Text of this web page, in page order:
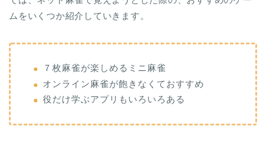
ムをいくつか紹介していきます。
７枚麻雀が楽しめるミニ麻雀
オンライン麻雀が飽きなくておすすめ
役だけ学ぶアプリもいろいろある